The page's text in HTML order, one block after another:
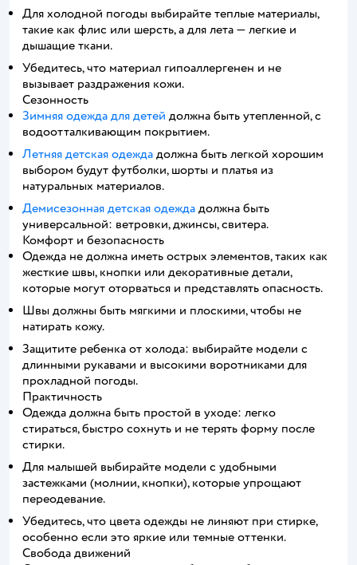
Для холодной погоды выбирайте теплые материалы,
такие как флис или шерсть, а для лета — легкие и
дышащие ткани.
Убедитесь, что материал гипоаллергенен и не
вызывает раздражения кожи.
Сезонность
Зимняя одежда для детей должна быть утепленной, с
водоотталкивающим покрытием.
Летняя детская одежда должна быть легкой хорошим
выбором будут футболки, шорты и платья из
натуральных материалов.
Демисезонная детская одежда должна быть
универсальной: ветровки, джинсы, свитера.
Комфорт и безопасность
Одежда не должна иметь острых элементов, таких как
жесткие швы, кнопки или декоративные детали,
которые могут оторваться и представлять опасность.
Швы должны быть мягкими и плоскими, чтобы не
натирать кожу.
Защитите ребенка от холода: выбирайте модели с
длинными рукавами и высокими воротниками для
прохладной погоды.
Практичность
Одежда должна быть простой в уходе: легко
стираться, быстро сохнуть и не терять форму после
стирки.
Для малышей выбирайте модели с удобными
застежками (молнии, кнопки), которые упрощают
переодевание.
Убедитесь, что цвета одежды не линяют при стирке,
особенно если это яркие или темные оттенки.
Свобода движений